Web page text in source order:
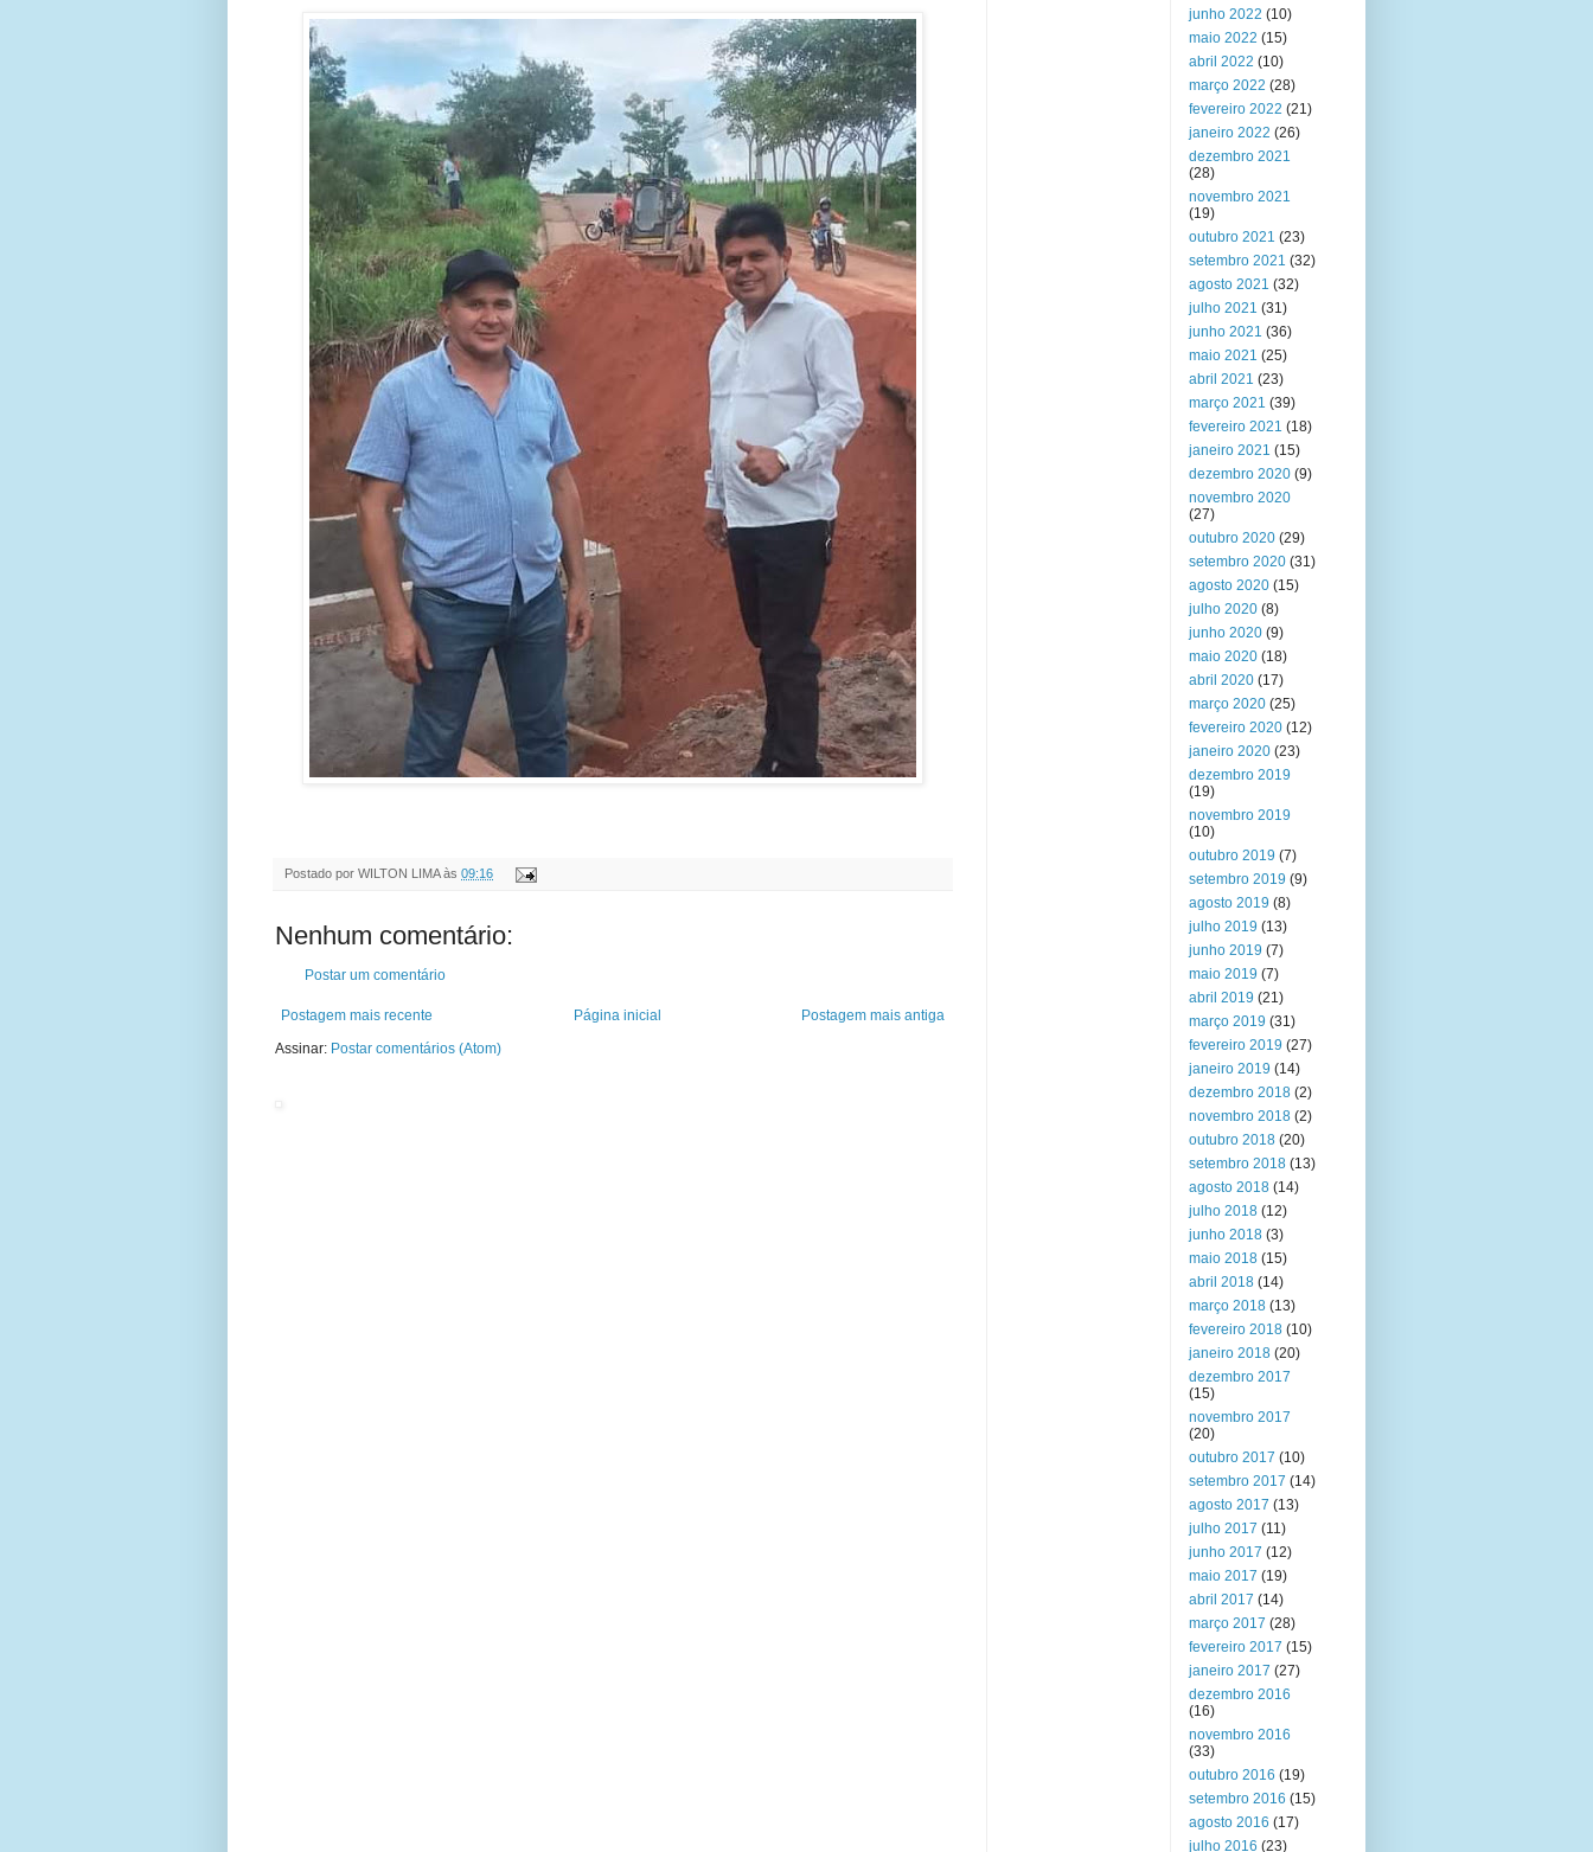
Postado por WILTON LIMA às 09:16
Nenhum comentário:
Postar um comentário
Postagem mais recente Postagem mais antiga
Página inicial
Assinar: Postar comentários (Atom)
junho 2022 (10)
maio 2022 (15)
abril 2022 (10)
março 2022 (28)
fevereiro 2022 (21)
janeiro 2022 (26)
dezembro 2021
(28)
novembro 2021
(19)
outubro 2021 (23)
setembro 2021 (32)
agosto 2021 (32)
julho 2021 (31)
junho 2021 (36)
maio 2021 (25)
abril 2021 (23)
março 2021 (39)
fevereiro 2021 (18)
janeiro 2021 (15)
dezembro 2020 (9)
novembro 2020
(27)
outubro 2020 (29)
setembro 2020 (31)
agosto 2020 (15)
julho 2020 (8)
junho 2020 (9)
maio 2020 (18)
abril 2020 (17)
março 2020 (25)
fevereiro 2020 (12)
janeiro 2020 (23)
dezembro 2019
(19)
novembro 2019
(10)
outubro 2019 (7)
setembro 2019 (9)
agosto 2019 (8)
julho 2019 (13)
junho 2019 (7)
maio 2019 (7)
abril 2019 (21)
março 2019 (31)
fevereiro 2019 (27)
janeiro 2019 (14)
dezembro 2018 (2)
novembro 2018 (2)
outubro 2018 (20)
setembro 2018 (13)
agosto 2018 (14)
julho 2018 (12)
junho 2018 (3)
maio 2018 (15)
abril 2018 (14)
março 2018 (13)
fevereiro 2018 (10)
janeiro 2018 (20)
dezembro 2017
(15)
novembro 2017
(20)
outubro 2017 (10)
setembro 2017 (14)
agosto 2017 (13)
julho 2017 (11)
junho 2017 (12)
maio 2017 (19)
abril 2017 (14)
março 2017 (28)
fevereiro 2017 (15)
janeiro 2017 (27)
dezembro 2016
(16)
novembro 2016
(33)
outubro 2016 (19)
setembro 2016 (15)
agosto 2016 (17)
julho 2016 (23)